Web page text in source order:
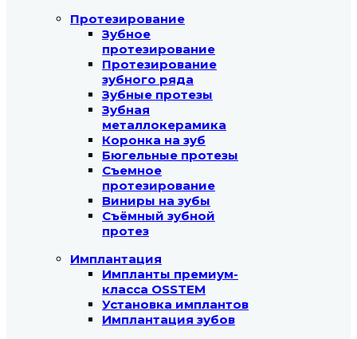
Протезирование
Зубное
протезирование
Протезирование
зубного ряда
Зубные протезы
Зубная
металлокерамика
Коронка на зуб
Бюгельные протезы
Съемное
протезирование
Виниры на зубы
Съёмный зубной
протез
Имплантация
Импланты премиум-
класса OSSTEM
Установка имплантов
Имплантация зубов